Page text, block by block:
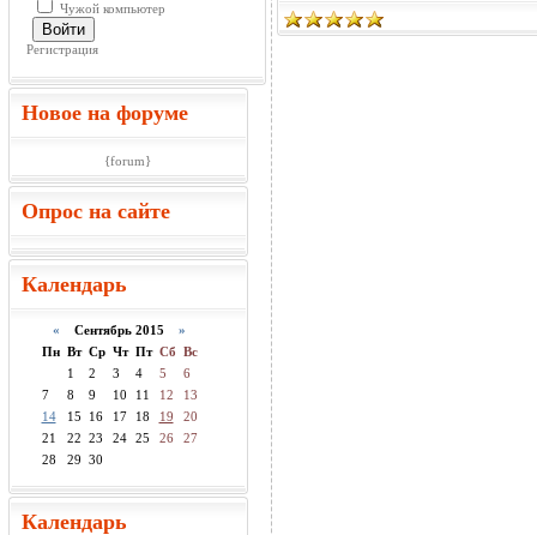
Чужой компьютер
Войти
Регистрация
Новое на форуме
{forum}
Опрос на сайте
Календарь
« Сентябрь 2015 »
Пн Вт Ср Чт Пт Сб Вс
1
2 3 4 5
6
7
8 9 10 11 12
13
14
15 16 17 18 19
20
21
22 23 24 25 26
27
28
29 30
Календарь